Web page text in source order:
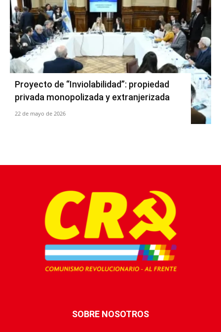
Proyecto de “Inviolabilidad”: propiedad
privada monopolizada y extranjerizada
22 de mayo de 2026
SOBRE NOSOTROS